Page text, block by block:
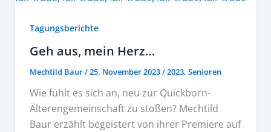
Tagungsberichte
Geh aus, mein Herz…
Mechtild Baur/25. November 2023/2023, Senioren
Wie fühlt es sich an, neu zur Quickborn-
Älterengemeinschaft zu stoßen? Mechtild
Baur erzählt begeistert von ihrer Premiere auf